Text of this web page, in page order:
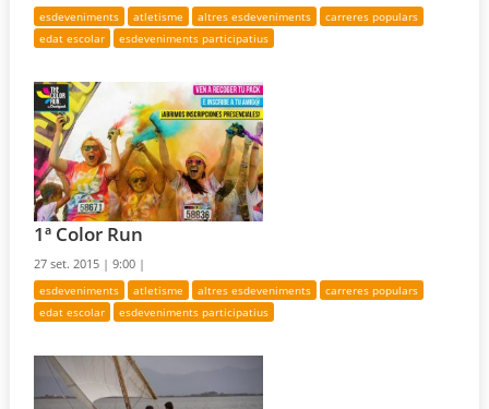
esdeveniments atletisme altres esdeveniments
carreres populars
edat escolar
esdeveniments participatius
1ª Color Run
27 set. 2015 |9:00 |
esdeveniments atletisme altres esdeveniments
carreres populars
edat escolar
esdeveniments participatius